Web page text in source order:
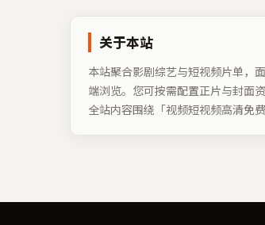
关于本站
本站聚合影剧综艺与短视频片单，
端浏览。您可按需配置正片与封面资
全站内容围绕「视频短视频高清免